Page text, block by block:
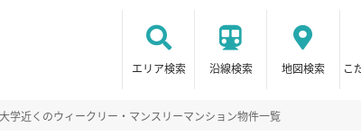
エリア検索 沿線検索 地図検索 こ
大学近くのウィークリー・マンスリーマンション物件一覧